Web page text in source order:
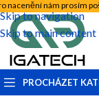
Skip to navigation
Skip to main content
nacenění nám prosím
PROCHÁZET